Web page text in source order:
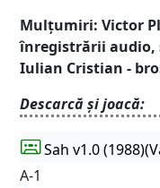
Mulțumiri: Victor
înregistrării audio,
Iulian Cristian -
Descarcă și joacă:
Sah v1.0
A-1